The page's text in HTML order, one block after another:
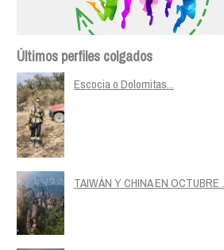
Últimos perfiles colgados
Escocia o Dolomitas...
TAIWÁN Y CHINA EN OCTUBRE